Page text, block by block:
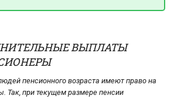
ВЫПЛАТЫ
пенсионного возраста имеют право на
Так, при текущем размере пенсии